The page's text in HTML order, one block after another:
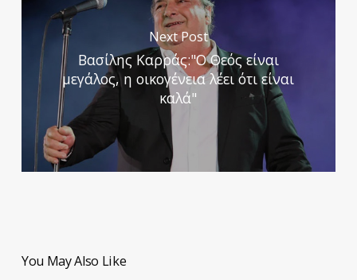
Next Post
Βασίλης Καρράς:"Ο Θεός είναι
μεγάλος, η οικογένεια λέει ότι είναι
καλά"
You May Also Like